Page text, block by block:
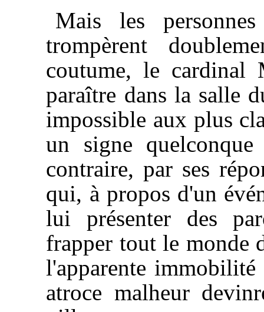
Mais les
trompèrent
coutume, le cardinal
paraître dans la salle
impossible aux plus
un signe
contraire, par ses
qui, à propos d'un
lui présenter des
frapper tout le monde
l'apparente
atroce malheur